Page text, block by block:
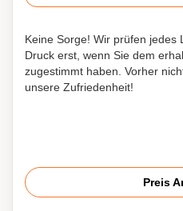
Keine Sorge! Wir prüfen jedes
Druck erst, wenn Sie dem
zugestimmt haben. Vorher
unsere Zufriedenheit!
Preis